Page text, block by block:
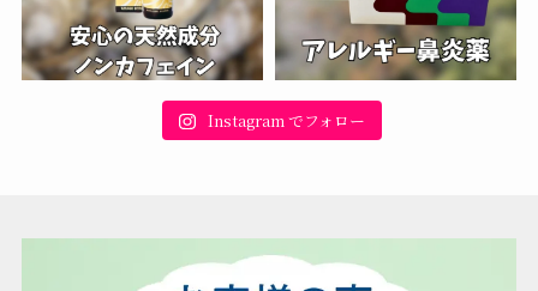
Instagram でフォロー